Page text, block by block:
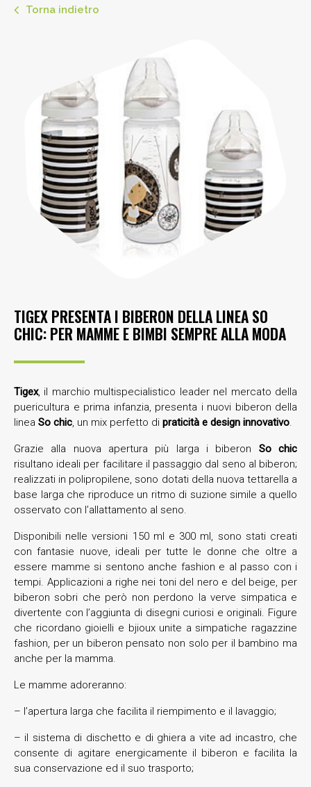
Torna indietro
TIGEX PRESENTA I BIBERON DELLA LINEA SO
CHIC: PER MAMME E BIMBI SEMPRE ALLA MODA
Tigex, il marchio multispecialistico leader nel mercato della
puericultura e prima infanzia, presenta i nuovi biberon della
linea So chic, un mix perfetto di praticità e design innovativo.
Grazie alla nuova apertura più larga i biberon So chic
risultano ideali per facilitare il passaggio dal seno al biberon;
realizzati in polipropilene, sono dotati della nuova tettarella a
base larga che riproduce un ritmo di suzione simile a quello
osservato con l’allattamento al seno.
Disponibili nelle versioni 150 ml e 300 ml, sono stati creati
con fantasie nuove, ideali per tutte le donne che oltre a
essere mamme si sentono anche fashion e al passo con i
tempi. Applicazioni a righe nei toni del nero e del beige, per
biberon sobri che però non perdono la verve simpatica e
divertente con l’aggiunta di disegni curiosi e originali. Figure
che ricordano gioielli e bjioux unite a simpatiche ragazzine
fashion, per un biberon pensato non solo per il bambino ma
anche per la mamma.
Le mamme adoreranno:
– l’apertura larga che facilita il riempimento e il lavaggio;
– il sistema di dischetto e di ghiera a vite ad incastro, che
consente di agitare energicamente il biberon e facilita la
sua conservazione ed il suo trasporto;